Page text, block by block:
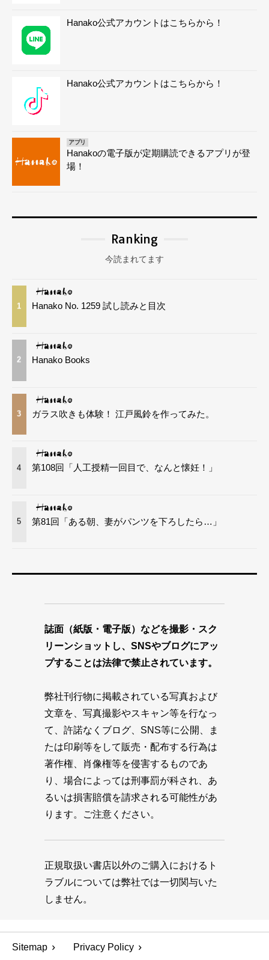
Hanako公式アカウントはこちらから！
Hanako公式アカウントはこちらから！
アプリ
Hanakoの電子版が定期購読できるアプリが登
場！
Ranking
今読まれてます
1 Hanako No. 1259 試し読みと目次
2 Hanako Books
3 ガラス吹きも体験！ 江戸風鈴を作ってみた。
4 第108回「人工授精一回目で、なんと懐妊！」
5 第81回「ある朝、妻がパンツを下ろしたら…」
誌面（紙版・電子版）などを撮影・スク
リーンショットし、SNSやブログにアッ
プすることは法律で禁止されています。
弊社刊行物に掲載されている写真および
文章を、写真撮影やスキャン等を行なっ
て、許諾なくブログ、SNS等に公開、ま
たは印刷等をして販売・配布する行為は
著作権、肖像権等を侵害するものであ
り、場合によっては刑事罰が科され、あ
るいは損害賠償を請求される可能性があ
ります。ご注意ください。
正規取扱い書店以外のご購入におけるト
ラブルについては弊社では一切関与いた
しません。
Sitemap Privacy Policy